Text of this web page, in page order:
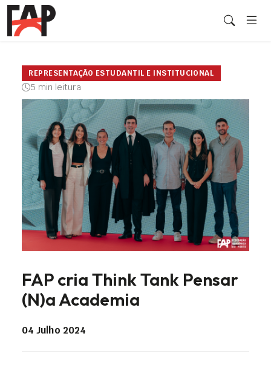
REPRESENTAÇÃO ESTUDANTIL E INSTITUCIONAL
5 min leitura
FAP cria Think Tank Pensar
(N)a Academia
04 Julho 2024